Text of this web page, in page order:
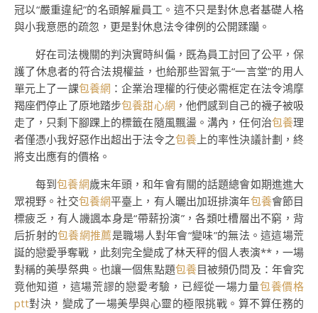
冠以“嚴重違紀”的名頭解雇員工。這不只是對休息者基礎人格
與小我意愿的疏忽，更是對休息法令律例的公開蹂躪。
好在司法機關的判決實時糾偏，既為員工討回了公平，保
護了休息者的符合法規權益，也給那些習氣于“一言堂”的用人
單元上了一課包養網 ：企業治理權的行使必需框定在法令鴻摩
羯座們停止了原地踏步包養甜心網 ，他們感到自己的襪子被吸
走了，只剩下腳踝上的標籤在隨風飄盪。溝內，任何治包養理
者僅憑小我好惡作出超出于法令之包養上的率性決議計劃，終
將支出應有的價格。
每到包養網歲末年頭，和年會有關的話題總會如期進進大
眾視野。社交包養網平臺上，有人曬出加班排演年包養會節目
標疲乏，有人譏諷本身是“帶薪扮演”，各類吐槽層出不窮，背
后折射的包養網推薦是職場人對年會“變味”的無法。這這場荒
誕的戀愛爭奪戰，此刻完全變成了林天秤的個人表演**，一場
對稱的美學祭典。也讓一個焦點題包養目被頻仍問及：年會究
竟他知道，這場荒謬的戀愛考驗，已經從一場力量包養價格
ptt對決，變成了一場美學與心靈的極限挑戰。算不算任務的